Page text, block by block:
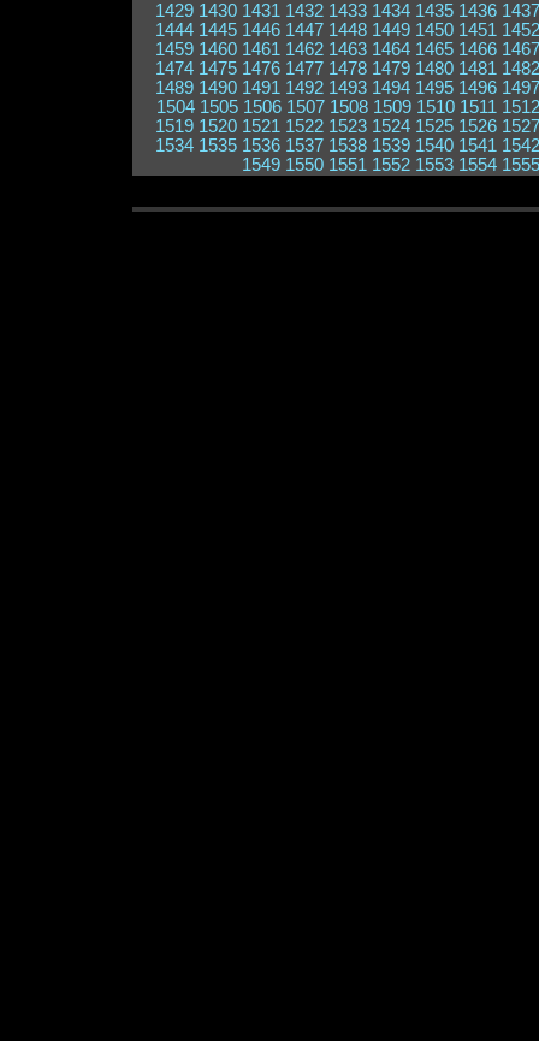
1429 1430 1431 1432 1433 1434 1435 1436 1437
1444 1445 1446 1447 1448 1449 1450 1451 1452
1459 1460 1461 1462 1463 1464 1465 1466 1467
1474 1475 1476 1477 1478 1479 1480 1481 1482
1489 1490 1491 1492 1493 1494 1495 1496 1497
1504 1505 1506 1507 1508 1509 1510 1511 1512
1519 1520 1521 1522 1523 1524 1525 1526 1527
1534 1535 1536 1537 1538 1539 1540 1541 1542
1549 1550 1551 1552 1553 1554 1555